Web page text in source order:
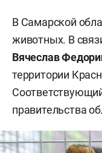
В Самарской
животных. В
Вячеслав
территории
правительства